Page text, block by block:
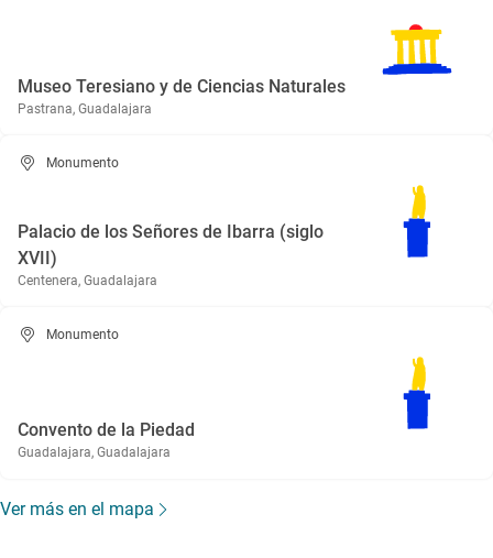
Museo Teresiano y de Ciencias Naturales
Pastrana, Guadalajara
Monumento
Palacio de los Señores de Ibarra (siglo
XVII)
Centenera, Guadalajara
Monumento
Convento de la Piedad
Guadalajara, Guadalajara
Ver más en el mapa